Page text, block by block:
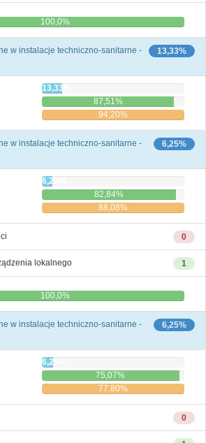
100,0%
13,33%
w instalacje techniczno-sanitarne -
13,33%
87,51%
94,20%
6,25%
w instalacje techniczno-sanitarne -
6,25%
82,84%
88,08%
0
1
lokalnego
100,0%
6,25%
w instalacje techniczno-sanitarne -
6,25%
75,07%
77,80%
0